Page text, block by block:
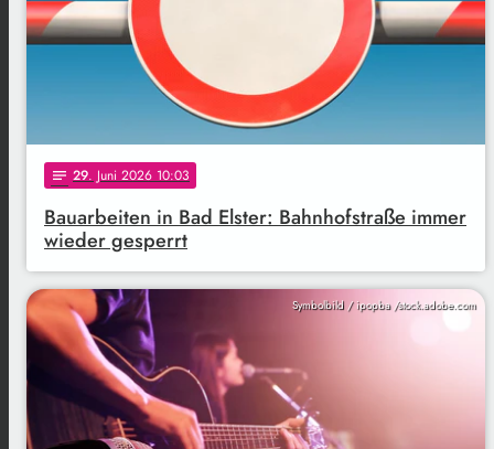
notes 29. Juni 2026 10:03
Bauarbeiten in Bad Elster: Bahnhofstraße immer
wieder gesperrt
Symbolbild / ipopba /stock.adobe.com